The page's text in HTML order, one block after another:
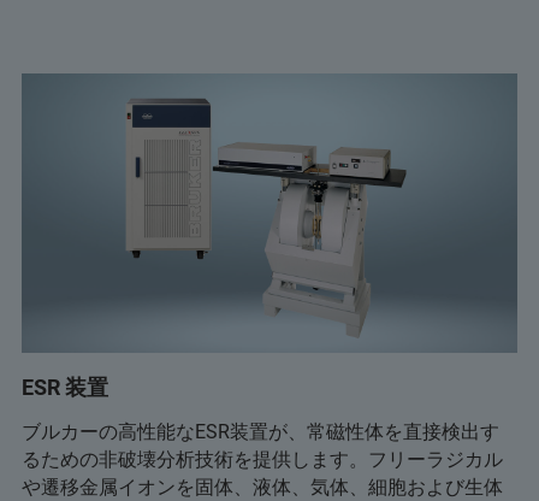
ESR 装置
ブルカーの高性能なESR装置が、常磁性体を直接検出す
るための非破壊分析技術を提供します。フリーラジカル
や遷移金属イオンを固体、液体、気体、細胞および生体